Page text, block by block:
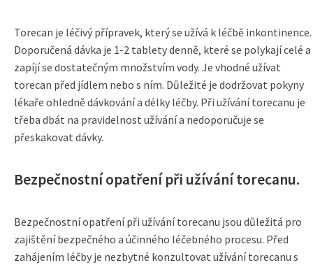
Torecan je léčivý přípravek, který se užívá k léčbě inkontinence.
Doporučená dávka je 1-2 tablety denně, které se polykají celé a
zapíjí se dostatečným množstvím vody. Je vhodné užívat
torecan před jídlem nebo s ním. Důležité je dodržovat pokyny
lékaře ohledně dávkování a délky léčby. Při užívání torecanu je
třeba dbát na pravidelnost užívání a nedoporučuje se
přeskakovat dávky.
Bezpečnostní opatření při užívání torecanu.
Bezpečnostní opatření při užívání torecanu jsou důležitá pro
zajištění bezpečného a účinného léčebného procesu. Před
zahájením léčby je nezbytné konzultovat užívání torecanu s